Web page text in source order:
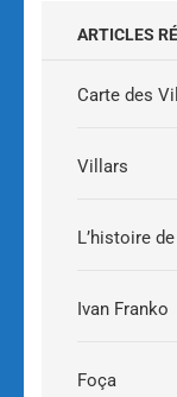
ARTICLES
Carte des
Villars
L’histoire
Ivan Franko
Foça